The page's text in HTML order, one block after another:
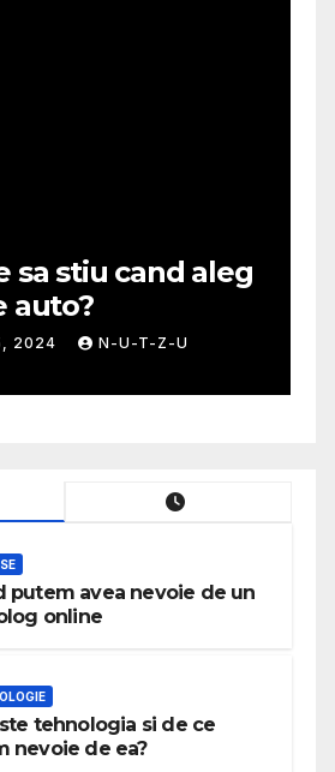
sa stiu cand aleg
auto?
2024 N-U-T-Z-U
putem avea nevoie de un
online
tehnologia si de ce
nevoie de ea?